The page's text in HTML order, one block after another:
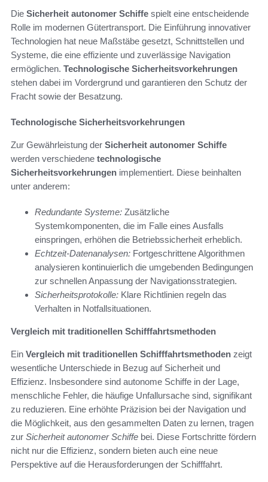
Die Sicherheit autonomer Schiffe spielt eine entscheidende
Rolle im modernen Gütertransport. Die Einführung innovativer
Technologien hat neue Maßstäbe gesetzt, Schnittstellen und
Systeme, die eine effiziente und zuverlässige Navigation
ermöglichen. Technologische Sicherheitsvorkehrungen
stehen dabei im Vordergrund und garantieren den Schutz der
Fracht sowie der Besatzung.
Technologische Sicherheitsvorkehrungen
Zur Gewährleistung der Sicherheit autonomer Schiffe
werden verschiedene technologische
Sicherheitsvorkehrungen implementiert. Diese beinhalten
unter anderem:
Redundante Systeme: Zusätzliche
Systemkomponenten, die im Falle eines Ausfalls
einspringen, erhöhen die Betriebssicherheit erheblich.
Echtzeit-Datenanalysen: Fortgeschrittene Algorithmen
analysieren kontinuierlich die umgebenden Bedingungen
zur schnellen Anpassung der Navigationsstrategien.
Sicherheitsprotokolle: Klare Richtlinien regeln das
Verhalten in Notfallsituationen.
Vergleich mit traditionellen Schifffahrtsmethoden
Ein Vergleich mit traditionellen Schifffahrtsmethoden zeigt
wesentliche Unterschiede in Bezug auf Sicherheit und
Effizienz. Insbesondere sind autonome Schiffe in der Lage,
menschliche Fehler, die häufige Unfallursache sind, signifikant
zu reduzieren. Eine erhöhte Präzision bei der Navigation und
die Möglichkeit, aus den gesammelten Daten zu lernen, tragen
zur Sicherheit autonomer Schiffe bei. Diese Fortschritte fördern
nicht nur die Effizienz, sondern bieten auch eine neue
Perspektive auf die Herausforderungen der Schifffahrt.